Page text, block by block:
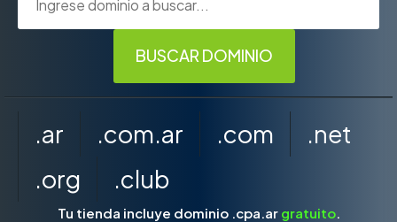
.ar .com.ar .com
.net
.org
.club
Tu tienda incluye dominio .cpa.ar gratuito.